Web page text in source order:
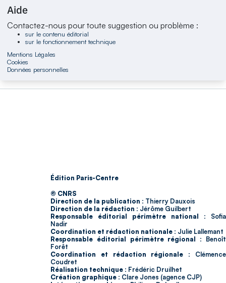
Aide
Contactez-nous pour toute suggestion ou problème :
sur le contenu éditorial
sur le fonctionnement technique
Mentions Légales
Cookies
Données personnelles
Édition Paris-Centre
© CNRS
Direction de la publication : Thierry Dauxois
Direction de la rédaction : Jérôme Guilbert
Responsable éditorial périmètre national : Sofia
Nadir
Coordination et rédaction nationale : Julie Lallemant
Responsable éditorial périmètre régional : Benoît
Forêt
Coordination et rédaction régionale : Clémence
Coudret
Réalisation technique : Frédéric Druilhet
Création graphique : Clare Jones (agence CJP)